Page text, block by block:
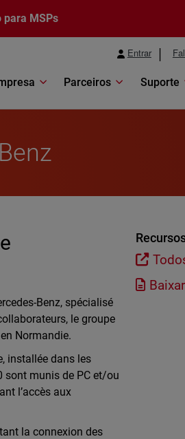
para MSPs
Entrar
Parceiros Suporte
Benz, spécialisé
le groupe
Normandie.
installée dans les
sont munis de PC et/ou
l’accès aux
la connexion des